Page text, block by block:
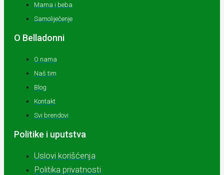
Mama i beba
Samoliječenje
O Belladonni
O nama
Naš tim
Blog
Kontakt
Svi brendovi
Politike i uputstva
Uslovi korišćenja
Politika privatnosti